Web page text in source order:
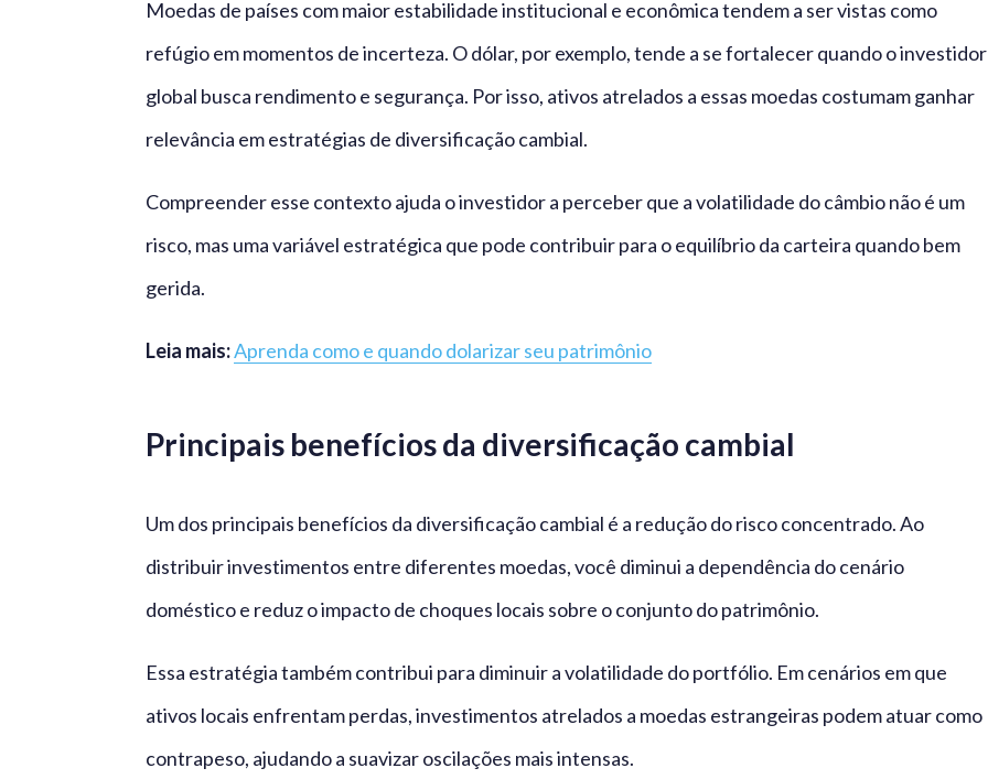
Moedas de países com maior estabilidade institucional e econômica tendem a ser vistas como
refúgio em momentos de incerteza. O dólar, por exemplo, tende a se fortalecer quando o investidor
global busca rendimento e segurança. Por isso, ativos atrelados a essas moedas costumam ganhar
relevância em estratégias de diversificação cambial.
Compreender esse contexto ajuda o investidor a perceber que a volatilidade do câmbio não é um
risco, mas uma variável estratégica que pode contribuir para o equilíbrio da carteira quando bem
gerida.
Leia mais:Aprenda como e quando dolarizar seu patrimônio
Principais benefícios da diversificação cambial
Um dos principais benefícios da diversificação cambial é a redução do risco concentrado. Ao
distribuir investimentos entre diferentes moedas, você diminui a dependência do cenário
doméstico e reduz o impacto de choques locais sobre o conjunto do patrimônio.
Essa estratégia também contribui para diminuir a volatilidade do portfólio. Em cenários em que
ativos locais enfrentam perdas, investimentos atrelados a moedas estrangeiras podem atuar como
contrapeso, ajudando a suavizar oscilações mais intensas.